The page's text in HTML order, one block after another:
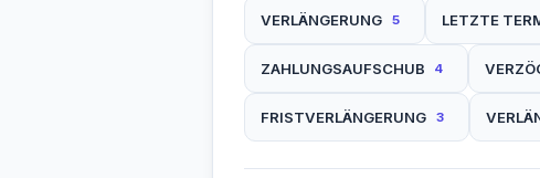
VERLÄNGERUNG 5 LETZTE
ZAHLUNGSAUFSCHUB 4
FRISTVERLÄNGERUNG 3